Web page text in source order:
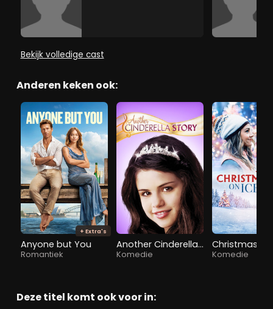
Bekijk volledige cast
Anderen keken ook:
+ Extra's
Anyone but You
Romantiek
Another Cinderella Story
Komedie
Christmas
Komedie
Deze titel komt ook voor in: